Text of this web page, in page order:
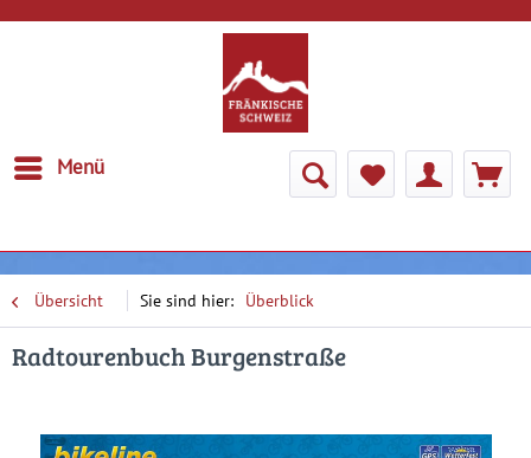
Menü
Übersicht Überblick
Radtourenbuch Burgenstraße